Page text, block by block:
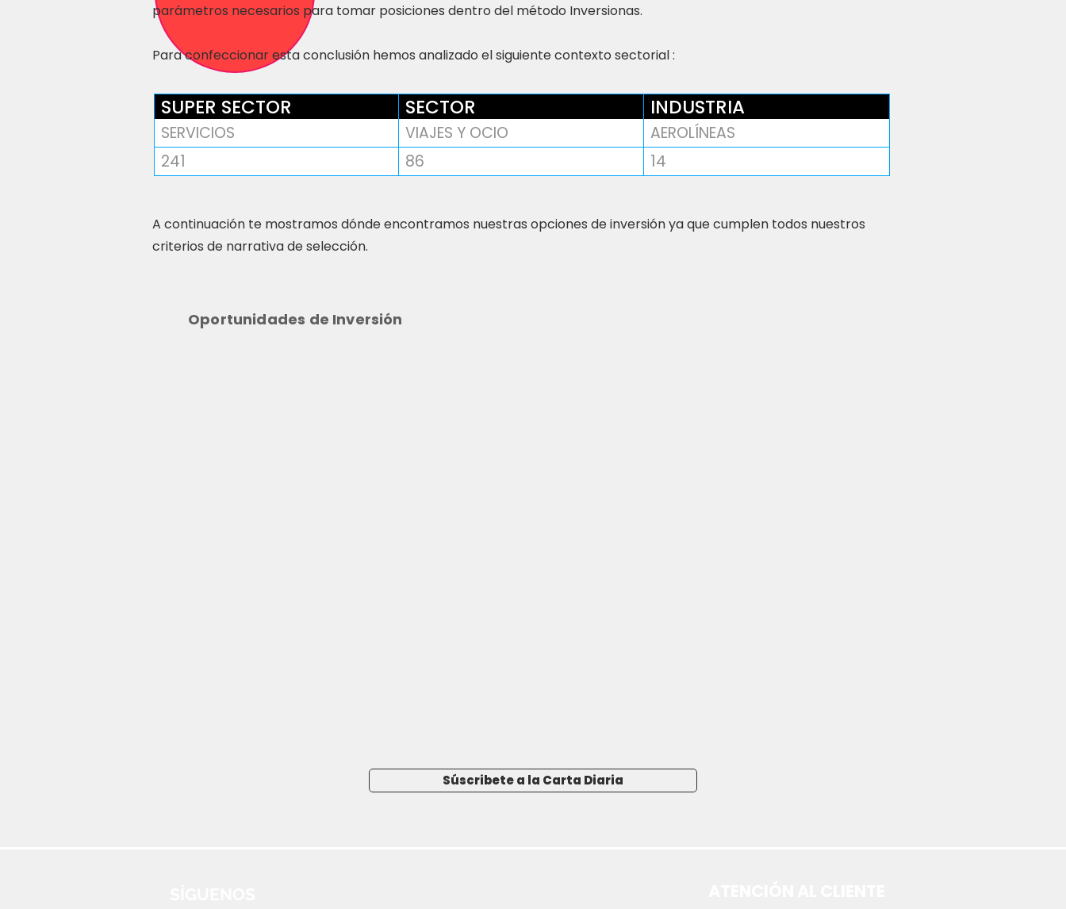
parámetros necesarios para tomar posiciones dentro del método Inversionas.
Para confeccionar esta conclusión hemos analizado el siguiente contexto sectorial :
SUPER SECTOR SECTOR INDUSTRIA
SERVICIOS VIAJES Y OCIO
AEROLÍNEAS
241
86 14
A continuación te mostramos dónde encontramos nuestras opciones de inversión ya que cumplen todos nuestros
criterios de narrativa de selección.
Oportunidades de Inversión
Súscribete a la Carta Diaria